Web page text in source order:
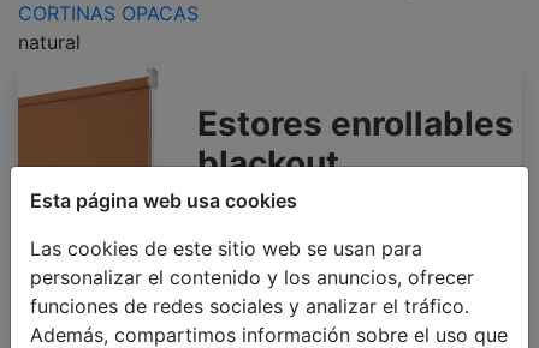
Esta página web usa cookies
Las cookies de este sitio web se usan para
personalizar el contenido y los anuncios, ofrecer
funciones de redes sociales y analizar el tráfico.
Además, compartimos información sobre el uso que
CORTINAS OPACAS
natural
Estores enrollables
blackout
500 x 1000mm